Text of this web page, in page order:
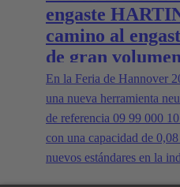
engaste
camino al
de gran volumen
En la Feria de Hannover
una nueva herramienta
de referencia 09 99 000
con una capacidad de
nuevos estándares en la